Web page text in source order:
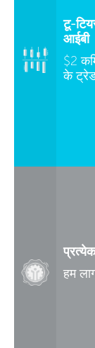
टू-
आईबी
$2
के
हम